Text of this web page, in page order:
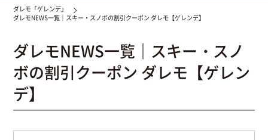
ダレモ「ゲレンデ」
ダレモNEWS一覧｜スキー・スノボの割引クーポン ダレモ【ゲレンデ】
ダレモNEWS一覧｜スキー・スノ
ボの割引クーポン ダレモ【ゲレン
デ】